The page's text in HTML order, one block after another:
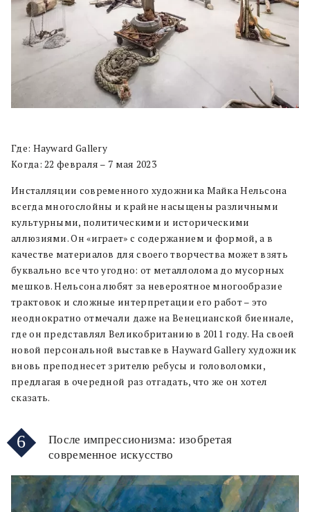
Где: Hayward Gallery
Когда: 22 февраля – 7 мая 2023
Инсталляции современного художника Майка Нельсона
всегда многослойны и крайне насыщены различными
культурными, политическими и историческими
аллюзиями. Он «играет» с содержанием и формой, а в
качестве материалов для своего творчества может взять
буквально все что угодно: от металлолома до мусорных
мешков. Нельсона любят за невероятное многообразие
трактовок и сложные интерпретации его работ – это
неоднократно отмечали даже на Венецианской биеннале,
где он представлял Великобританию в 2011 году. На своей
новой персональной выставке в Hayward Gallery художник
вновь преподнесет зрителю ребусы и головоломки,
предлагая в очередной раз отгадать, что же он хотел
сказать.
6
После импрессионизма: изобретая
современное искусство